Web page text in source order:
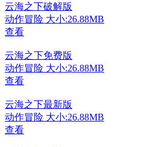
云海之下破解版
动作冒险 大小:26.88MB
查看
云海之下免费版
动作冒险 大小:26.88MB
查看
云海之下最新版
动作冒险 大小:26.88MB
查看